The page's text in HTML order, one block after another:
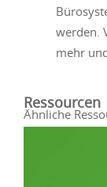
werden.
mehr
Ressourcen
Ähnliche